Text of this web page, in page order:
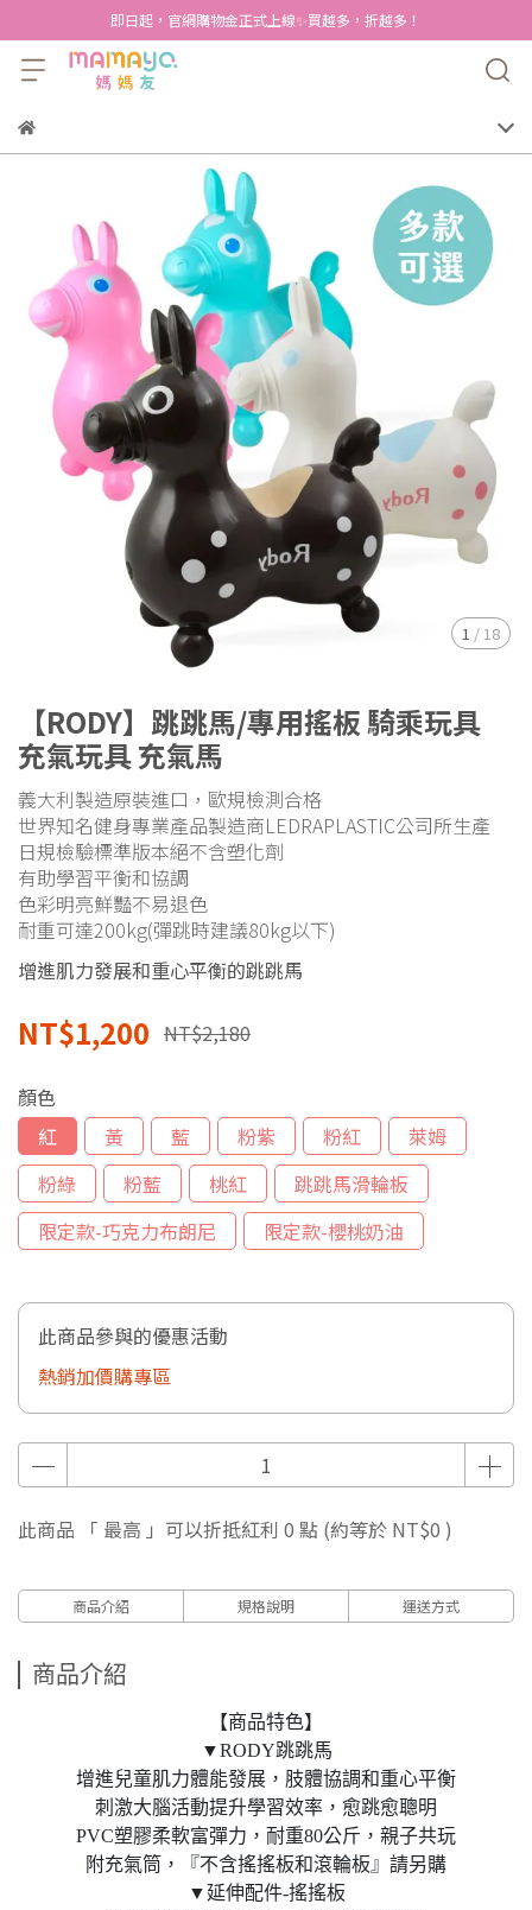
即日起，官網購物金正式上線✨買越多，折越多！
1 / 18
【RODY】跳跳馬/專用搖板 騎乘玩具
充氣玩具 充氣馬
義大利製造原裝進口，歐規檢測合格
世界知名健身專業產品製造商LEDRAPLASTIC公司所生產
日規檢驗標準版本絕不含塑化劑
有助學習平衡和協調
色彩明亮鮮豔不易退色
耐重可達200kg(彈跳時建議80kg以下)
增進肌力發展和重心平衡的跳跳馬
NT$1,200 NT$2,180
顏色
紅
黃 藍 粉紫 粉紅
萊姆
粉綠
粉藍 桃紅
跳跳馬滑輪板
限定款-巧克力布朗尼
限定款-櫻桃奶油
此商品參與的優惠活動
熱銷加價購專區
此商品 「 最高 」可以折抵紅利 0 點 (約等於 NT$0 )
商品介紹 規格說明 運送方式
商品介紹
【商品特色】
▼RODY跳跳馬
增進兒童肌力體能發展，肢體協調和重心平衡
刺激大腦活動提升學習效率，愈跳愈聰明
PVC塑膠柔軟富彈力，耐重80公斤，親子共玩
附充氣筒，『不含搖搖板和滾輪板』請另購
▼延伸配件-搖搖板